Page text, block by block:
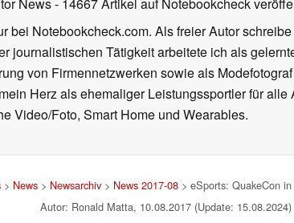
News- 14667 Artikel auf Notebookcheck
bei Notebookcheck.com. Als freier Autor
journalistischen Tätigkeit arbeitete ich als
von Firmennetzwerken sowie als
Herz als ehemaliger Leistungssportler für
Video/Foto, Smart Home und Wearables.
> News > Newsarchiv > News 2017-08 > eSports: QuakeCon
Autor: Ronald Matta, 10.08.2017 (Update: 15.08.2024)